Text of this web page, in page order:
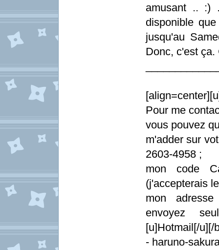
amusant .. :)
disponible
jusqu'au
Donc, c'est
Pour me
vous pouvez
m'adder sur
2603-4958 ;
mon code
(j'accepterais
mon
envoyez
[u]Hotmail[/u][/
- haruno-